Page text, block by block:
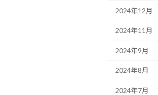
2024年12月
2024年11月
2024年9月
2024年8月
2024年7月